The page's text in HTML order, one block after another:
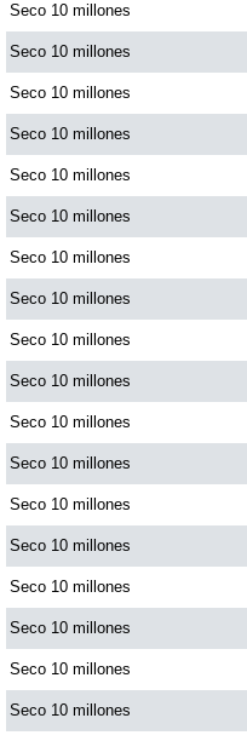
Seco 10 millones
Seco 10 millones
Seco 10 millones
Seco 10 millones
Seco 10 millones
Seco 10 millones
Seco 10 millones
Seco 10 millones
Seco 10 millones
Seco 10 millones
Seco 10 millones
Seco 10 millones
Seco 10 millones
Seco 10 millones
Seco 10 millones
Seco 10 millones
Seco 10 millones
Seco 10 millones